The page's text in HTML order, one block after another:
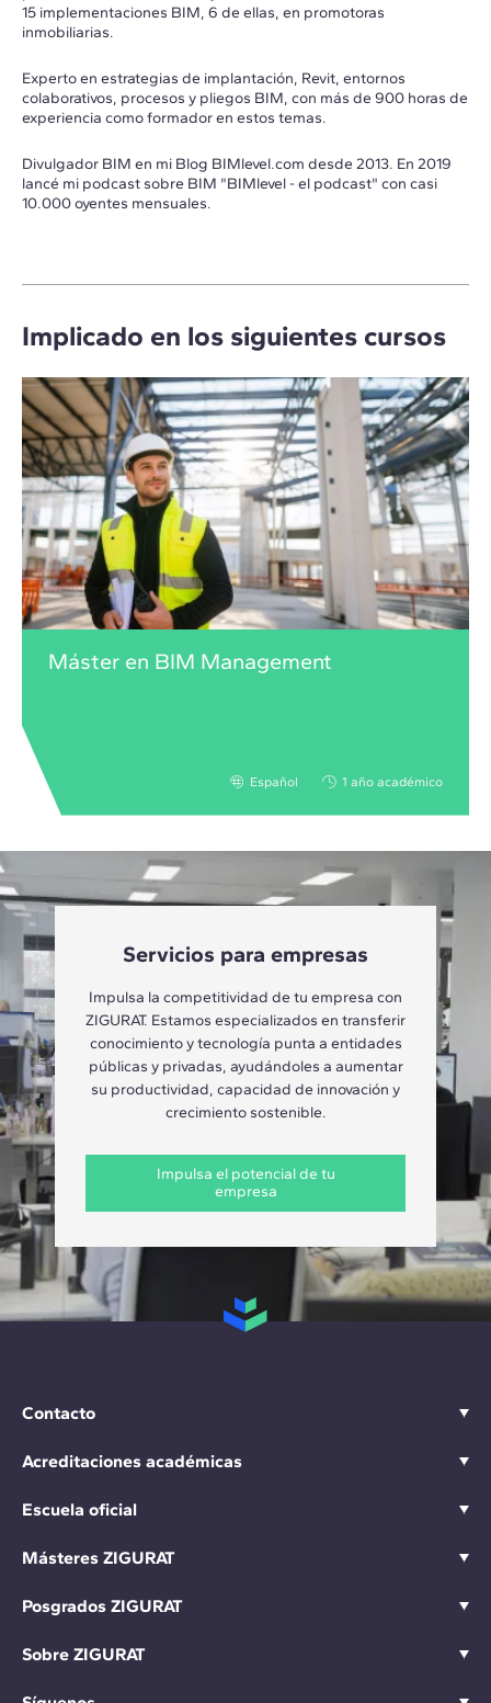
15 implementaciones BIM, 6 de ellas, en promotoras
inmobiliarias.
Experto en estrategias de implantación, Revit, entornos
colaborativos, procesos y pliegos BIM, con más de 900 horas de
experiencia como formador en estos temas.
Divulgador BIM en mi Blog BIMlevel.com desde 2013. En 2019
lancé mi podcast sobre BIM "BIMlevel - el podcast" con casi
10.000 oyentes mensuales.
Implicado en los siguientes cursos
Máster en BIM Management
Español 1 año académico
Servicios para empresas
Impulsa la competitividad de tu empresa con
ZIGURAT. Estamos especializados en transferir
conocimiento y tecnología punta a entidades
públicas y privadas, ayudándoles a aumentar
su productividad, capacidad de innovación y
crecimiento sostenible.
Impulsa el potencial de tu
empresa
Contacto
Acreditaciones académicas
Escuela oficial
Másteres ZIGURAT
Posgrados ZIGURAT
Sobre ZIGURAT